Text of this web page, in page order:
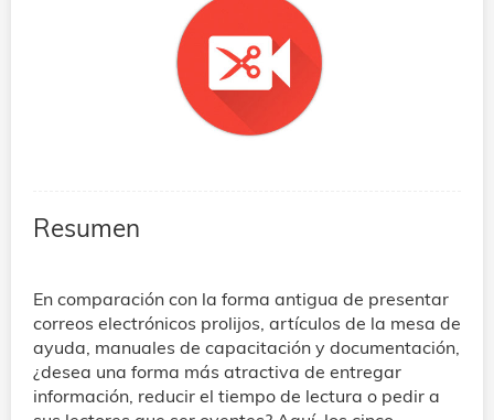
Resumen
En comparación con la forma antigua de presentar
correos electrónicos prolijos, artículos de la mesa de
ayuda, manuales de capacitación y documentación,
¿desea una forma más atractiva de entregar
información, reducir el tiempo de lectura o pedir a